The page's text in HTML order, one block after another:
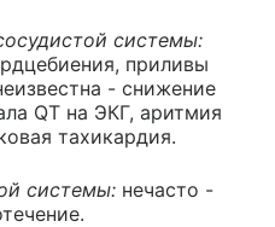
системы:
приливы
- снижение
QT на ЭКГ, аритмия
тахикардия.
системы: нечасто -